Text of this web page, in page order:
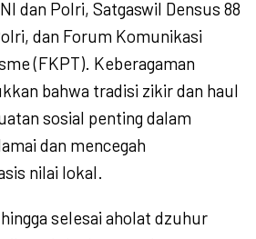
dan Polri, Satgaswil Densus 88
dan Forum Komunikasi
(FKPT). Keberagaman
bahwa tradisi zikir dan haul
sosial penting dalam
dan mencegah
nilai lokal.
selesai aholat dzuhur